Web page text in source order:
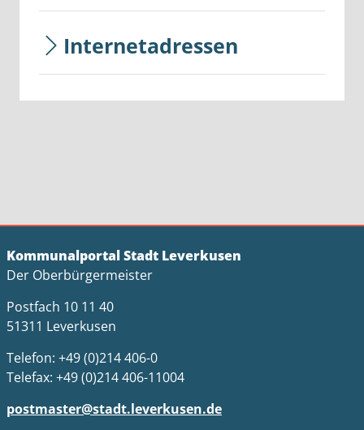
Internetadressen
Kommunalportal Stadt Leverkusen
Der Oberbürgermeister
Postfach 10 11 40
51311 Leverkusen
Telefon: +49 (0)214 406-0
Telefax: +49 (0)214 406-11004
postmaster@stadt.leverkusen.de